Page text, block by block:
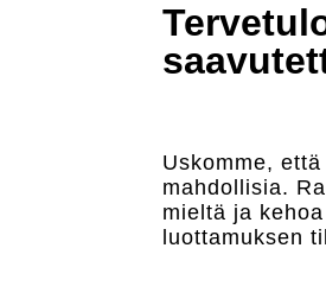
Uskomme,
mahdollisia.
mieltä ja
luottamuksen